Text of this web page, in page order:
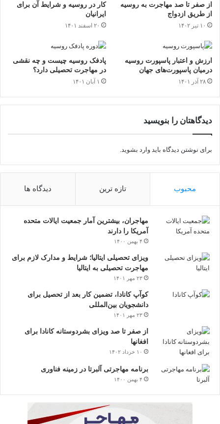
از صفر تا صد مهاجرت به روسیه
از طریق ازدواج
۱۰ تیر ۱۴۰۲
کار در روسیه و شرایط آن برای
ایرانیان
۲۰ اسفند ۱۴۰۱
ارزش و اعتبار پاسپورت روسیه
درمیان پاسپورت‌های جهان
۲۸ آذر ۱۴۰۱
پادفک روسیه چیست و چه نقشی
در مهاجرت تحصیلی دارد؟
۱ آبان ۱۴۰۱
دیدگاهتان را بنویسید
برای نوشتن دیدگاه باید وارد بشوید
محبوب تازه ترین دیدگاه ها
مهاجران، بیشترین آمار جمعیت ایالات متحده
آمریکا را دارند
۴ بهمن ۱۴۰۰
ویزای تحصیلی ایتالیا؛ شرایط و مدارک لازم برای
مهاجرت تحصیلی به ایتالیا
۲۳ مهر ۱۴۰۱
کوآپ کانادا، تضمین کار بعد از تحصیل برای
دانشجویان بین‌المللی
۲۳ مهر ۱۴۰۱
از صفر تا صد ویزای بشردوستانه کانادا برای
افغانها
۱۰ خرداد ۱۴۰۲
برنامه مهاجرتی آلبرتا در زمینه فناوری
۴ بهمن ۱۴۰۰